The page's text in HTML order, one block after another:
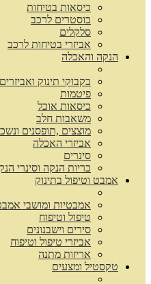
כיסאות בטיחות
בוסטרים לרכב
סלקלים
אביזרי בטיחות לרכב
הנקה והאכלה
בקבוקי תינוק ואביזרים
פיטמות
כיסאות אוכל
משאבות חלב
מוצצים ,תופסנים
אביזרי האכלה
סינרים
כריות הנקה וסינרי
אמבט וטיפול בתינוק
אמבטיות ומושבי
טיפול וטיפוח
סירים וישבנונים
אביזרי טיפול וטיפוח
אריזות מתנה
טקסטיל ומצעים